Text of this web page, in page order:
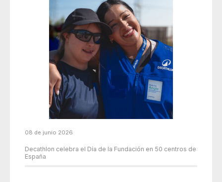
08 de junio 2026
Decathlon celebra el Día de la Fundación en 50 centros de
España